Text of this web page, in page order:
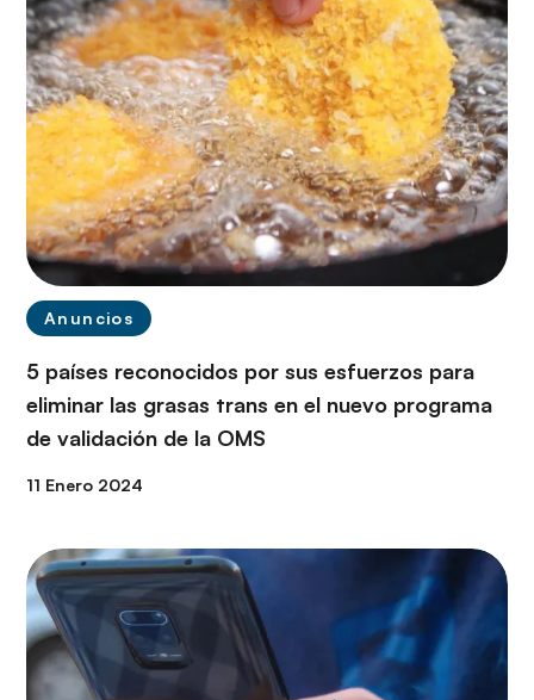
Anuncios
5 países reconocidos por sus esfuerzos para
eliminar las grasas trans en el nuevo programa
de validación de la OMS
11 Enero 2024